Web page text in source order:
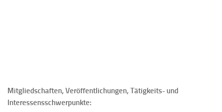
Mitgliedschaften, Veröffentlichungen, Tätigkeits- und
Interessensschwerpunkte: